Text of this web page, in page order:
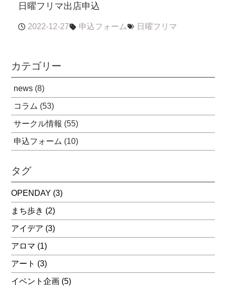
日曜フリマ出店申込
2022-12-27 申込フォーム 日曜フリマ
カテゴリー
news (8)
コラム (53)
サークル情報 (55)
申込フォーム (10)
タグ
OPENDAY (3)
まち歩き (2)
アイデア (3)
アロマ (1)
アート (3)
イベント企画 (5)